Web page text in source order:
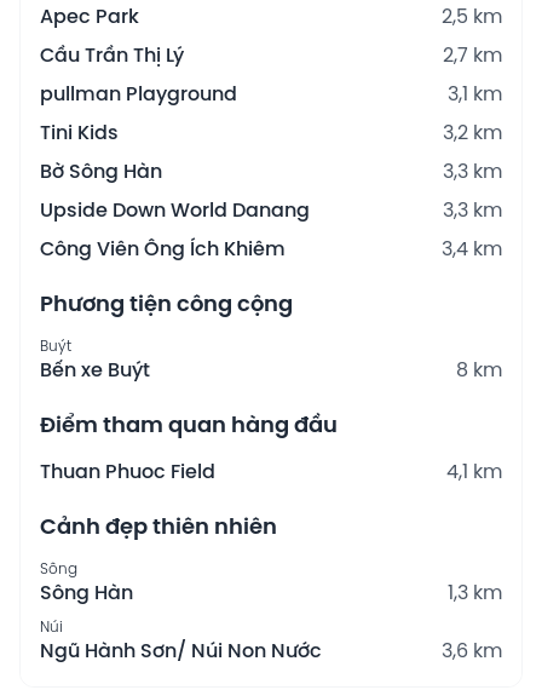
Apec Park
2,5 km
Cầu Trần Thị Lý
2,7 km
pullman Playground
3,1 km
Tini Kids
3,2 km
Bờ Sông Hàn
3,3 km
Upside Down World Danang
3,3 km
Công Viên Ông Ích Khiêm
3,4 km
Phương tiện công cộng
Buýt
Bến xe Buýt 8 km
Điểm tham quan hàng đầu
Thuan Phuoc Field 4,1 km
Cảnh đẹp thiên nhiên
Sông
Sông Hàn 1,3 km
Núi
Ngũ Hành Sơn/ Núi Non Nước 3,6 km